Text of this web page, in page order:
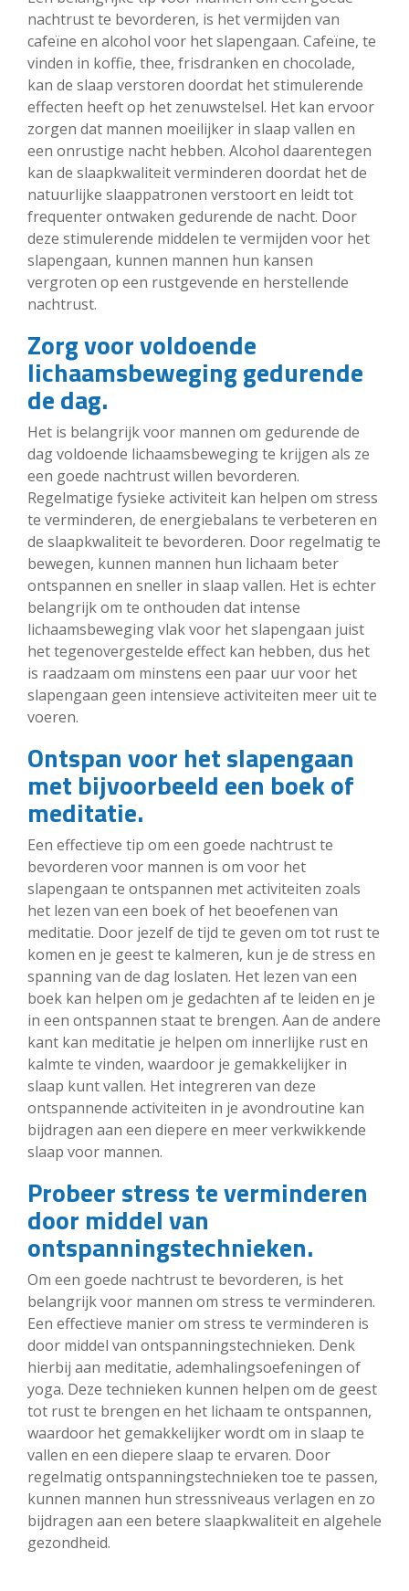
nachtrust te bevorderen, is het vermijden van
cafeïne en alcohol voor het slapengaan. Cafeïne, te
vinden in koffie, thee, frisdranken en chocolade,
kan de slaap verstoren doordat het stimulerende
effecten heeft op het zenuwstelsel. Het kan ervoor
zorgen dat mannen moeilijker in slaap vallen en
een onrustige nacht hebben. Alcohol daarentegen
kan de slaapkwaliteit verminderen doordat het de
natuurlijke slaappatronen verstoort en leidt tot
frequenter ontwaken gedurende de nacht. Door
deze stimulerende middelen te vermijden voor het
slapengaan, kunnen mannen hun kansen
vergroten op een rustgevende en herstellende
nachtrust.
Zorg voor voldoende
lichaamsbeweging gedurende
de dag.
Het is belangrijk voor mannen om gedurende de
dag voldoende lichaamsbeweging te krijgen als ze
een goede nachtrust willen bevorderen.
Regelmatige fysieke activiteit kan helpen om stress
te verminderen, de energiebalans te verbeteren en
de slaapkwaliteit te bevorderen. Door regelmatig te
bewegen, kunnen mannen hun lichaam beter
ontspannen en sneller in slaap vallen. Het is echter
belangrijk om te onthouden dat intense
lichaamsbeweging vlak voor het slapengaan juist
het tegenovergestelde effect kan hebben, dus het
is raadzaam om minstens een paar uur voor het
slapengaan geen intensieve activiteiten meer uit te
voeren.
Ontspan voor het slapengaan
met bijvoorbeeld een boek of
meditatie.
Een effectieve tip om een goede nachtrust te
bevorderen voor mannen is om voor het
slapengaan te ontspannen met activiteiten zoals
het lezen van een boek of het beoefenen van
meditatie. Door jezelf de tijd te geven om tot rust te
komen en je geest te kalmeren, kun je de stress en
spanning van de dag loslaten. Het lezen van een
boek kan helpen om je gedachten af te leiden en je
in een ontspannen staat te brengen. Aan de andere
kant kan meditatie je helpen om innerlijke rust en
kalmte te vinden, waardoor je gemakkelijker in
slaap kunt vallen. Het integreren van deze
ontspannende activiteiten in je avondroutine kan
bijdragen aan een diepere en meer verkwikkende
slaap voor mannen.
Probeer stress te verminderen
door middel van
ontspanningstechnieken.
Om een goede nachtrust te bevorderen, is het
belangrijk voor mannen om stress te verminderen.
Een effectieve manier om stress te verminderen is
door middel van ontspanningstechnieken. Denk
hierbij aan meditatie, ademhalingsoefeningen of
yoga. Deze technieken kunnen helpen om de geest
tot rust te brengen en het lichaam te ontspannen,
waardoor het gemakkelijker wordt om in slaap te
vallen en een diepere slaap te ervaren. Door
regelmatig ontspanningstechnieken toe te passen,
kunnen mannen hun stressniveaus verlagen en zo
bijdragen aan een betere slaapkwaliteit en algehele
gezondheid.